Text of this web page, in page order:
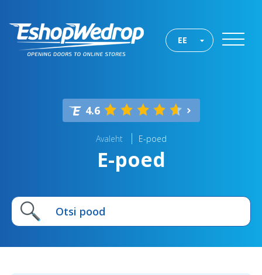
EE
4.6
Avaleht E-poed
E-poed